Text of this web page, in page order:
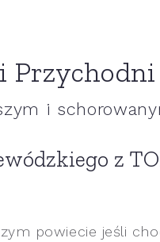
Przychodni
i
z
powiecie jeśli